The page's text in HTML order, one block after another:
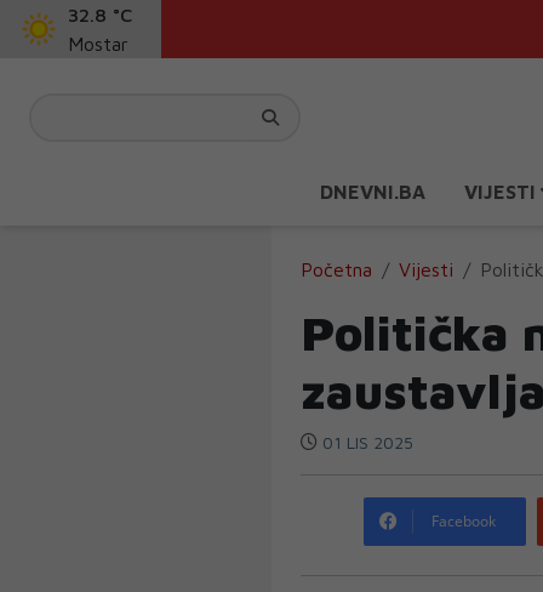
32.8 °C
Mostar
DNEVNI.BA VIJESTI
Početna Vijesti
Politička
01 LIS 2025
Facebook